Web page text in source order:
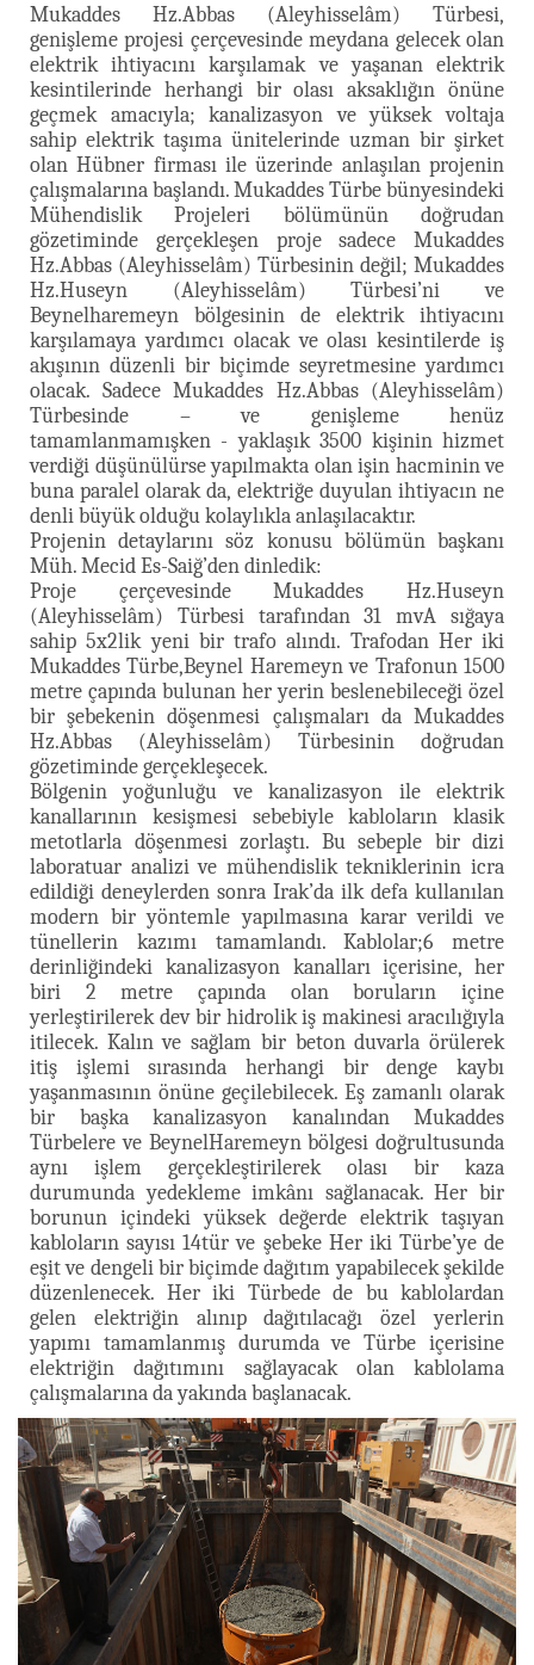
Mukaddes Hz.Abbas (Aleyhisselâm) Türbesi,
genişleme projesi çerçevesinde meydana gelecek olan
elektrik ihtiyacını karşılamak ve yaşanan elektrik
kesintilerinde herhangi bir olası aksaklığın önüne
geçmek amacıyla; kanalizasyon ve yüksek voltaja
sahip elektrik taşıma ünitelerinde uzman bir şirket
olan Hübner firması ile üzerinde anlaşılan projenin
çalışmalarına başlandı. Mukaddes Türbe bünyesindeki
Mühendislik Projeleri bölümünün doğrudan
gözetiminde gerçekleşen proje sadece Mukaddes
Hz.Abbas (Aleyhisselâm) Türbesinin değil; Mukaddes
Hz.Huseyn (Aleyhisselâm) Türbesi’ni ve
Beynelharemeyn bölgesinin de elektrik ihtiyacını
karşılamaya yardımcı olacak ve olası kesintilerde iş
akışının düzenli bir biçimde seyretmesine yardımcı
olacak. Sadece Mukaddes Hz.Abbas (Aleyhisselâm)
Türbesinde – ve genişleme henüz
tamamlanmamışken - yaklaşık 3500 kişinin hizmet
verdiği düşünülürse yapılmakta olan işin hacminin ve
buna paralel olarak da, elektriğe duyulan ihtiyacın ne
denli büyük olduğu kolaylıkla anlaşılacaktır.
Projenin detaylarını söz konusu bölümün başkanı
Müh. Mecid Es-Saiğ’den dinledik:
Proje çerçevesinde Mukaddes Hz.Huseyn
(Aleyhisselâm) Türbesi tarafından 31 mvA sığaya
sahip 5x2lik yeni bir trafo alındı. Trafodan Her iki
Mukaddes Türbe,Beynel Haremeyn ve Trafonun 1500
metre çapında bulunan her yerin beslenebileceği özel
bir şebekenin döşenmesi çalışmaları da Mukaddes
Hz.Abbas (Aleyhisselâm) Türbesinin doğrudan
gözetiminde gerçekleşecek.
Bölgenin yoğunluğu ve kanalizasyon ile elektrik
kanallarının kesişmesi sebebiyle kabloların klasik
metotlarla döşenmesi zorlaştı. Bu sebeple bir dizi
laboratuar analizi ve mühendislik tekniklerinin icra
edildiği deneylerden sonra Irak’da ilk defa kullanılan
modern bir yöntemle yapılmasına karar verildi ve
tünellerin kazımı tamamlandı. Kablolar;6 metre
derinliğindeki kanalizasyon kanalları içerisine, her
biri 2 metre çapında olan boruların içine
yerleştirilerek dev bir hidrolik iş makinesi aracılığıyla
itilecek. Kalın ve sağlam bir beton duvarla örülerek
itiş işlemi sırasında herhangi bir denge kaybı
yaşanmasının önüne geçilebilecek. Eş zamanlı olarak
bir başka kanalizasyon kanalından Mukaddes
Türbelere ve BeynelHaremeyn bölgesi doğrultusunda
aynı işlem gerçekleştirilerek olası bir kaza
durumunda yedekleme imkânı sağlanacak. Her bir
borunun içindeki yüksek değerde elektrik taşıyan
kabloların sayısı 14tür ve şebeke Her iki Türbe’ye de
eşit ve dengeli bir biçimde dağıtım yapabilecek şekilde
düzenlenecek. Her iki Türbede de bu kablolardan
gelen elektriğin alınıp dağıtılacağı özel yerlerin
yapımı tamamlanmış durumda ve Türbe içerisine
elektriğin dağıtımını sağlayacak olan kablolama
çalışmalarına da yakında başlanacak.